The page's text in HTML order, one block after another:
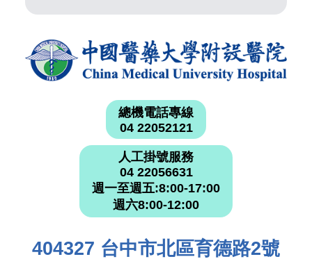
總機電話專線
04 22052121
人工掛號服務
04 22056631
週一至週五:8:00-17:00
週六8:00-12:00
404327 台中市北區育德路2號